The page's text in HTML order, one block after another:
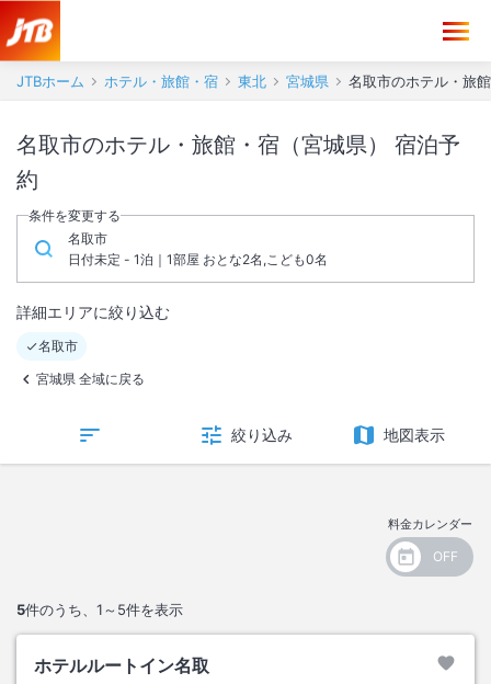
JTBホーム ホテル・旅館・宿 東北 宮城県 名取市のホテル・旅
名取市のホテル・旅館・宿（宮城県） 宿泊予
約
条件を変更する
名取市
日付未定 - 1泊｜1部屋 おとな2名,こども0名
詳細エリアに絞り込む
名取市
宮城県 全域に戻る
絞り込み 地図表示
料金カレンダー
5件のうち、 1～5件を表示
ホテルルートイン名取